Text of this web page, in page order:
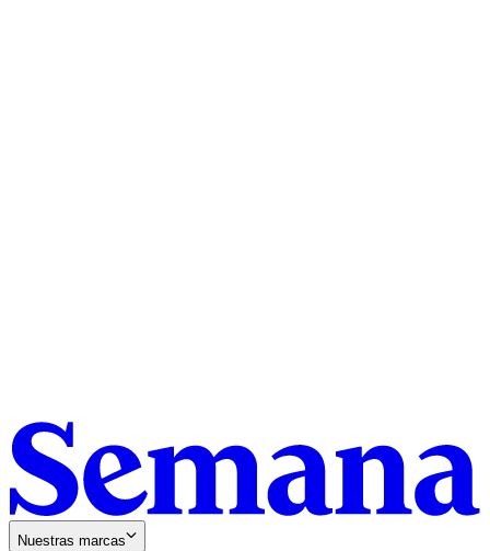
Nuestras marcas